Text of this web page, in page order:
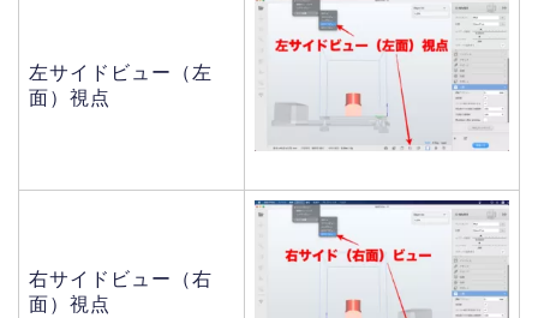
左サイドビュー（左
面）視点
右サイドビュー（右
面）視点